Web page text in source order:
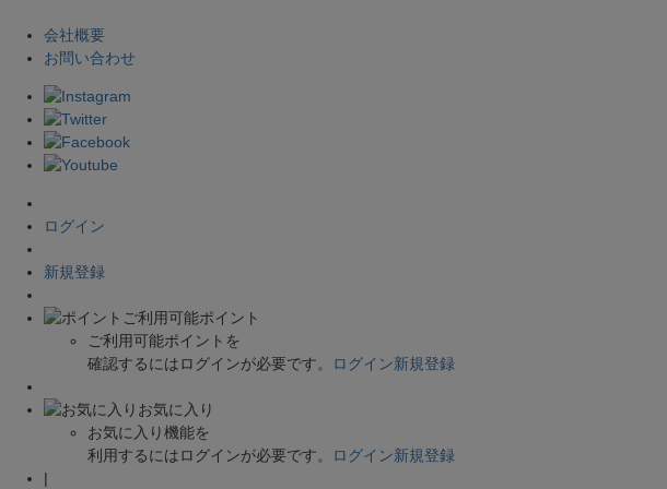
会社概要
お問い合わせ
ログイン
新規登録
ご利用可能ポイント
ご利用可能ポイントを
確認するにはログインが必要です。
ログイン新規登録
お気に入り
お気に入り機能を
利用するにはログインが必要です。
ログイン新規登録
|